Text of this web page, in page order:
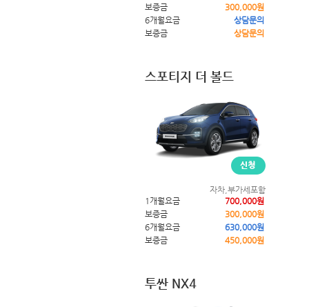
보증금
300,000원
6개월요금
상담문의
보증금
상담문의
스포티지 더 볼드
자차,부가세포함
1개월요금
700,000원
보증금
300,000원
6개월요금
630,000원
보증금
450,000원
투싼 NX4